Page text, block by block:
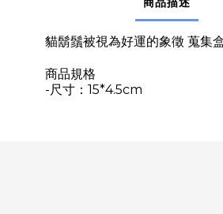
貓鬍鬚被視為好運的象徵 蒐集
商品規格
-尺寸：15*4.5cm